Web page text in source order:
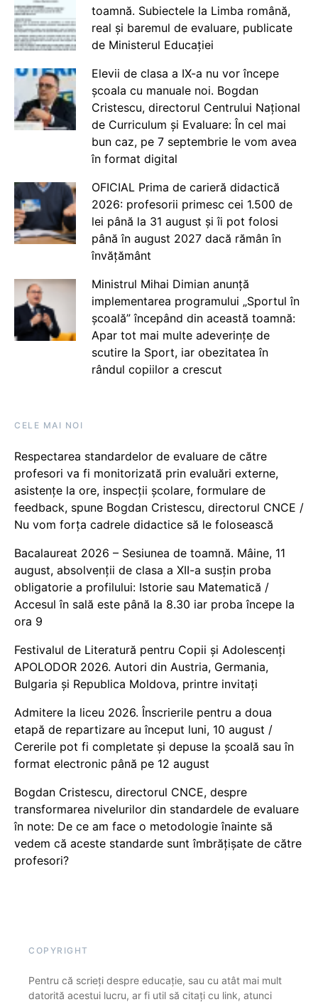
toamnă. Subiectele la Limba română,
real și baremul de evaluare, publicate
de Ministerul Educației
Elevii de clasa a IX-a nu vor începe
școala cu manuale noi. Bogdan
Cristescu, directorul Centrului Național
de Curriculum și Evaluare: În cel mai
bun caz, pe 7 septembrie le vom avea
în format digital
OFICIAL Prima de carieră didactică
2026: profesorii primesc cei 1.500 de
lei până la 31 august și îi pot folosi
până în august 2027 dacă rămân în
învățământ
Ministrul Mihai Dimian anunță
implementarea programului „Sportul în
școală” începând din această toamnă:
Apar tot mai multe adeverințe de
scutire la Sport, iar obezitatea în
rândul copiilor a crescut
CELE MAI NOI
Respectarea standardelor de evaluare de către
profesori va fi monitorizată prin evaluări externe,
asistențe la ore, inspecții școlare, formulare de
feedback, spune Bogdan Cristescu, directorul CNCE /
Nu vom forța cadrele didactice să le folosească
Bacalaureat 2026 – Sesiunea de toamnă. Mâine, 11
august, absolvenții de clasa a XII-a susțin proba
obligatorie a profilului: Istorie sau Matematică /
Accesul în sală este până la 8.30 iar proba începe la
ora 9
Festivalul de Literatură pentru Copii și Adolescenți
APOLODOR 2026. Autori din Austria, Germania,
Bulgaria și Republica Moldova, printre invitați
Admitere la liceu 2026. Înscrierile pentru a doua
etapă de repartizare au început luni, 10 august /
Cererile pot fi completate și depuse la școală sau în
format electronic până pe 12 august
Bogdan Cristescu, directorul CNCE, despre
transformarea nivelurilor din standardele de evaluare
în note: De ce am face o metodologie înainte să
vedem că aceste standarde sunt îmbrățișate de către
profesori?
COPYRIGHT
Pentru că scrieți despre educație, sau cu atât mai mult
datorită acestui lucru, ar fi util să citați cu link, atunci